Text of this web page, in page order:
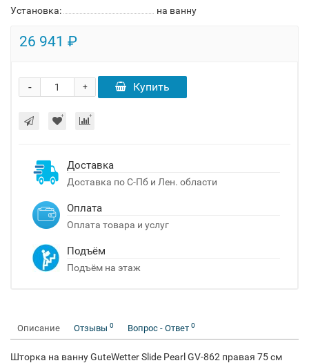
Установка:
на ванну
26 941 ₽
+
- Купить
Доставка
Доставка по С-Пб и Лен. области
Оплата
Оплата товара и услуг
Подъём
Подъём на этаж
Описание Отзывы 0 Вопрос - Ответ 0
Шторка на ванну GuteWetter Slide Pearl GV-862 правая 75 см